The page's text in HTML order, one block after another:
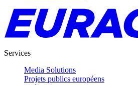
Services
Media Solutions
Projets publics européens